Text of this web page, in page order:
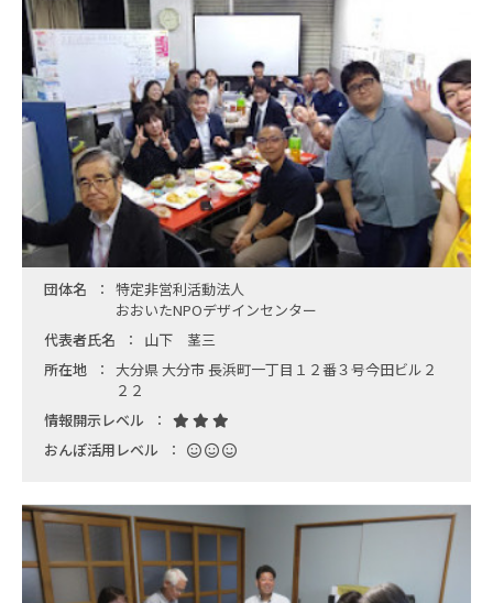
団体名
特定非営利活動法人
おおいたNPOデザインセンター
代表者氏名
山下 茎三
所在地
大分県 大分市 長浜町一丁目１２番３号今田ビル２
２２
情報開示レベル
おんぽ活用レベル